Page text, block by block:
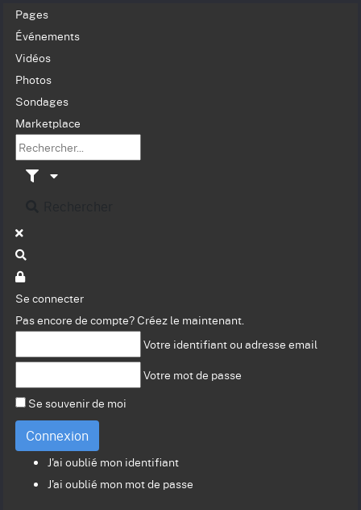
Pages
Événements
Vidéos
Photos
Sondages
Marketplace
Se connecter
Pas encore de compte? Créez le maintenant.
Votre identifiant ou adresse email
Votre mot de passe
Se souvenir de moi
Connexion
J'ai oublié mon identifiant
J'ai oublié mon mot de passe